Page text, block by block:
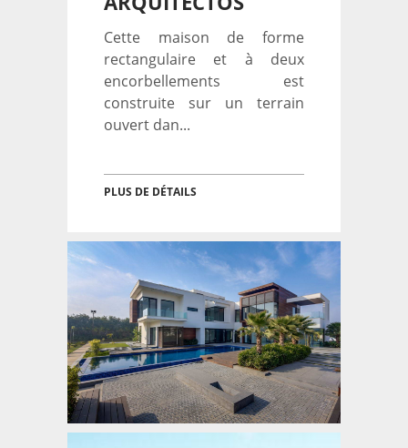
Cette maison de forme
rectangulaire et à deux
encorbellements est
construite sur un terrain
ouvert dan...
PLUS DE DÉTAILS